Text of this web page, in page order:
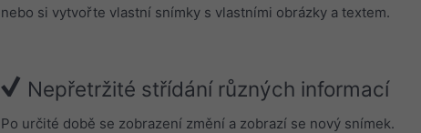
nebo si vytvořte vlastní snímky s vlastními obrázky a textem.
Nepřetržité střídání různých informací
Po určité době se zobrazení změní a zobrazí se nový snímek.